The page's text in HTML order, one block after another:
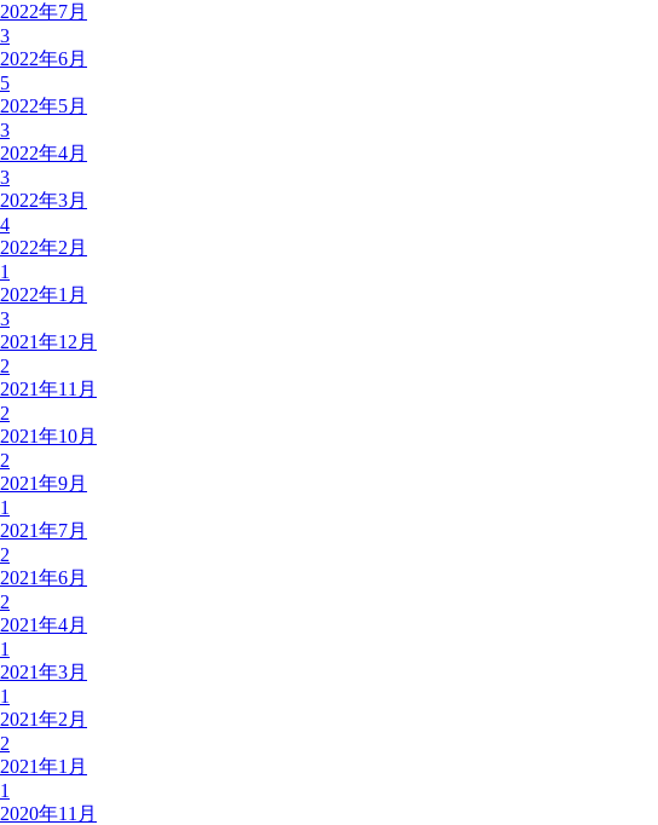
2022年7月
3
2022年6月
5
2022年5月
3
2022年4月
3
2022年3月
4
2022年2月
1
2022年1月
3
2021年12月
2
2021年11月
2
2021年10月
2
2021年9月
1
2021年7月
2
2021年6月
2
2021年4月
1
2021年3月
1
2021年2月
2
2021年1月
1
2020年11月